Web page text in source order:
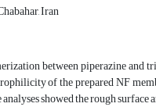
Iran
between piperazine and
of the prepared NF
showed the rough